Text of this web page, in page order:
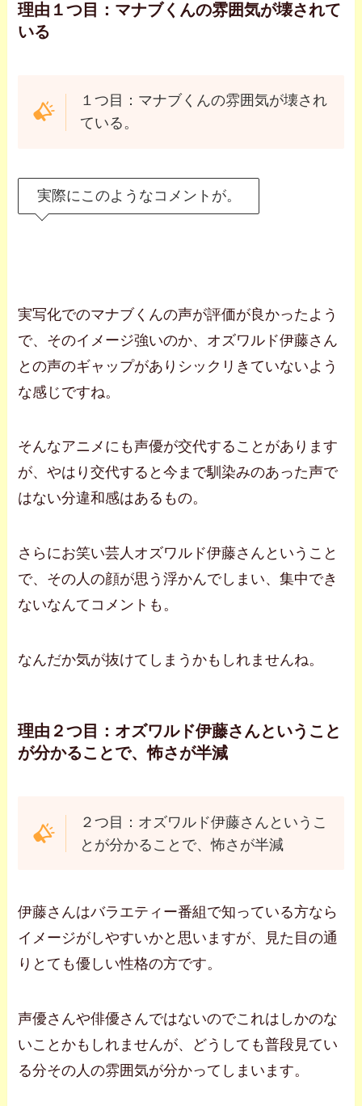
理由１つ目：マナブくんの雰囲気が壊されて
いる
１つ目：マナブくんの雰囲気が壊され
ている。
実際にこのようなコメントが。
実写化でのマナブくんの声が評価が良かったよう
で、そのイメージ強いのか、オズワルド伊藤さん
との声のギャップがありシックリきていないよう
な感じですね。
そんなアニメにも声優が交代することがあります
が、やはり交代すると今まで馴染みのあった声で
はない分違和感はあるもの。
さらにお笑い芸人オズワルド伊藤さんということ
で、その人の顔が思う浮かんでしまい、集中でき
ないなんてコメントも。
なんだか気が抜けてしまうかもしれませんね。
理由２つ目：オズワルド伊藤さんということ
が分かることで、怖さが半減
２つ目：オズワルド伊藤さんというこ
とが分かることで、怖さが半減
伊藤さんはバラエティー番組で知っている方なら
イメージがしやすいかと思いますが、見た目の通
りとても優しい性格の方です。
声優さんや俳優さんではないのでこれはしかのな
いことかもしれませんが、どうしても普段見てい
る分その人の雰囲気が分かってしまいます。